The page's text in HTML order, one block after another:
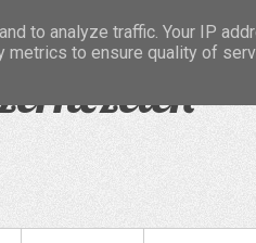
to analyze traffic. Your IP
to ensure quality of